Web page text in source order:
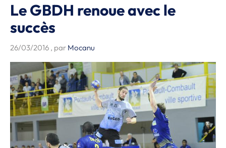
Le GBDH renoue avec le
succès
26/03/2016 , par Mocanu